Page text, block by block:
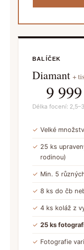
BALÍČEK
Diamant +
9
Délka focení:
✓ Velké
✓ 25 ks
rodinou)
✓ Min. 5
✓ 8 ks do čb
✓ 4 ks koláž z
✓ 25 ks
✓ Fotografie